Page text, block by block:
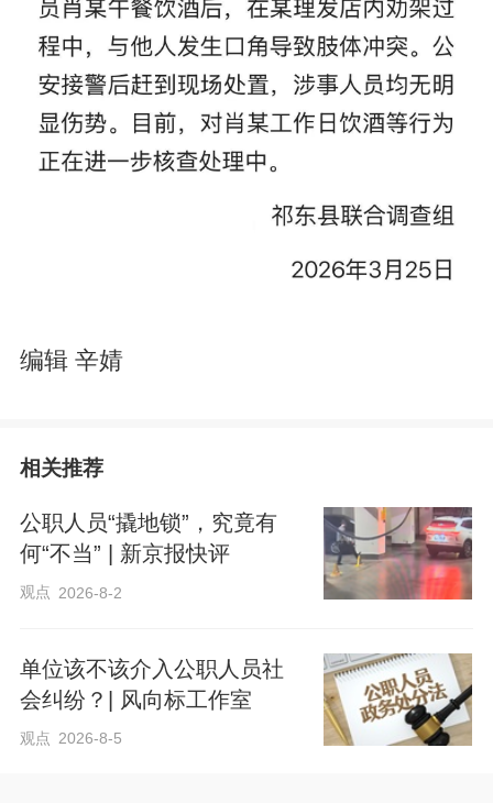
编辑 辛婧
相关推荐
公职人员“撬地锁”，究竟有
何“不当” | 新京报快评
观点 2026-8-2
单位该不该介入公职人员社
会纠纷？| 风向标工作室
观点 2026-8-5